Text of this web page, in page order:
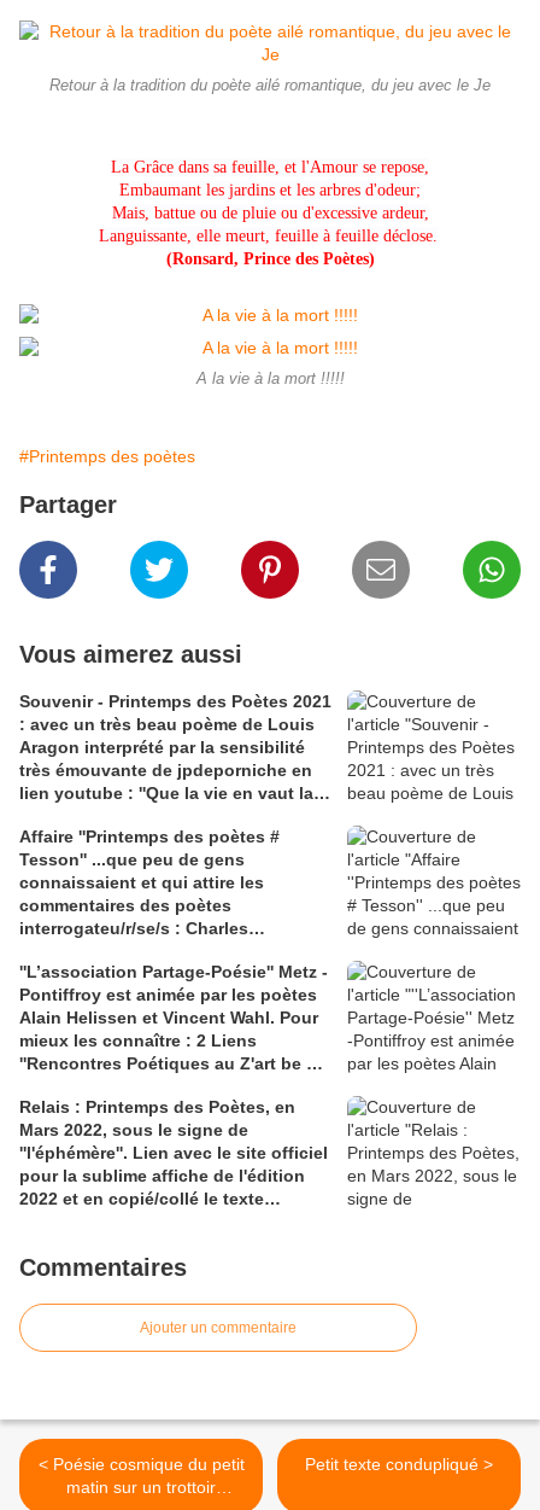
Retour à la tradition du poète ailé romantique, du jeu avec le Je
La Grâce dans sa feuille, et l'Amour se repose,
Embaumant les jardins et les arbres d'odeur;
Mais, battue ou de pluie ou d'excessive ardeur,
Languissante, elle meurt, feuille à feuille déclose.
(Ronsard, Prince des Poètes)
A la vie à la mort !!!!!
#Printemps des poètes
Partager
Vous aimerez aussi
Souvenir - Printemps des Poètes 2021
: avec un très beau poème de Louis
Aragon interprété par la sensibilité
très émouvante de jpdeporniche en
lien youtube : ''Que la vie en vaut la
Affaire ''Printemps des poètes #
Tesson'' ...que peu de gens
connaissaient et qui attire les
commentaires des poètes
interrogateu/r/se/s : Charles
Perrin | Carmen Diez Salvatierra |
Laurent Cauwet | Amandine André,
interrogateuifs . 2 Liens 1) lundi.am
''Feu sur le Printemps des poètes (
oublier Tesson )'' ; 2) Un mois plus tôt
''L’association Partage-Poésie'' Metz -
Pontiffroy est animée par les poètes
Alain Helissen et Vincent Wahl. Pour
mieux les connaître : 2 Liens
''Rencontres Poétiques au Z'art be de
Poésie ''Cairn'' pour un dialogue entre
Serge Martin et Alain Helissen
Relais : Printemps des Poètes, en
Mars 2022, sous le signe de
''l'éphémère''. Lien avec le site officiel
pour la sublime affiche de l'édition
2022 et en copié/collé le texte
Commentaires
Ajouter un commentaire
< Poésie cosmique du petit
matin sur un trottoir
Petit texte condupliqué >